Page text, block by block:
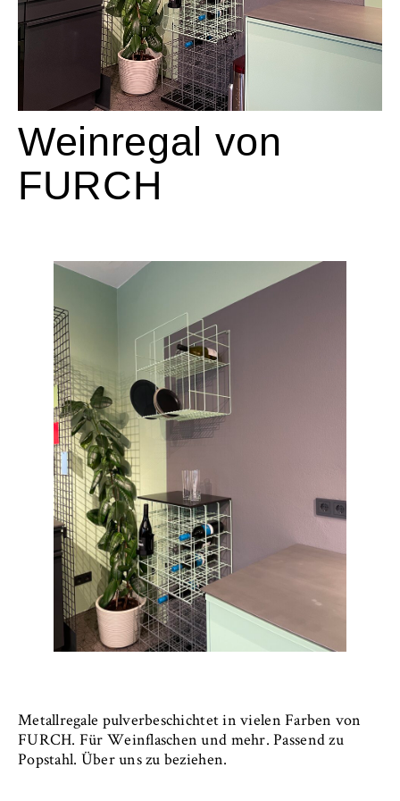
Weinregal von
FURCH
Metallregale pulverbeschichtet in vielen Farben von
FURCH. Für Weinflaschen und mehr. Passend zu
Popstahl. Über uns zu beziehen.